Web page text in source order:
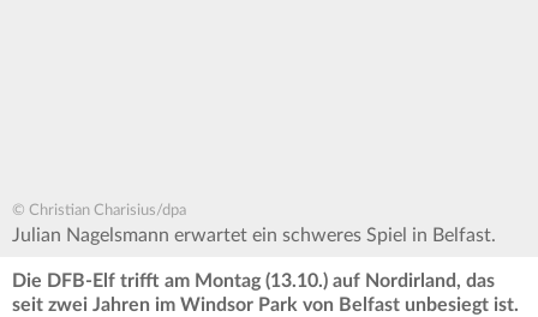
© Christian Charisius/dpa
Julian Nagelsmann erwartet ein schweres Spiel in Belfast.
Die DFB-Elf trifft am Montag (13.10.) auf Nordirland, das
seit zwei Jahren im Windsor Park von Belfast unbesiegt ist.